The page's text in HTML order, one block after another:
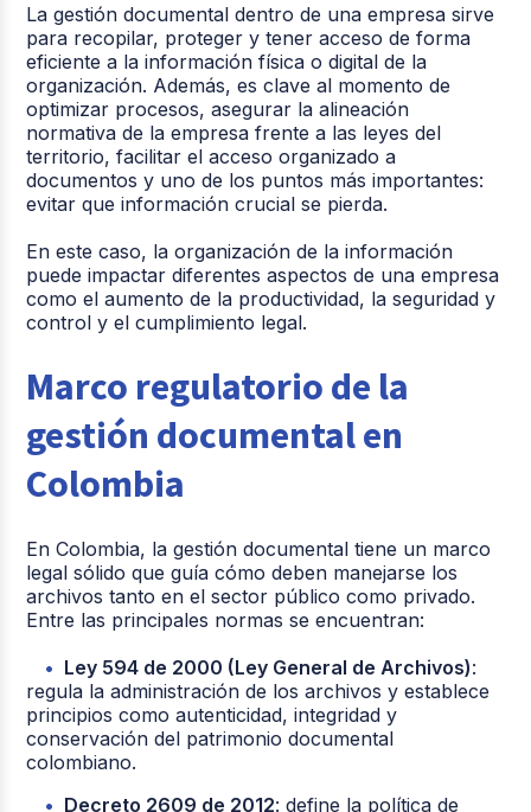
La gestión documental dentro de una empresa sirve
para recopilar, proteger y tener acceso de forma
eficiente a la información física o digital de la
organización. Además, es clave al momento de
optimizar procesos, asegurar la alineación
normativa de la empresa frente a las leyes del
territorio, facilitar el acceso organizado a
documentos y uno de los puntos más importantes:
evitar que información crucial se pierda.
En este caso, la organización de la información
puede impactar diferentes aspectos de una empresa
como el aumento de la productividad, la seguridad y
control y el cumplimiento legal.
Marco regulatorio de la
gestión documental en
Colombia
En Colombia, la gestión documental tiene un marco
legal sólido que guía cómo deben manejarse los
archivos tanto en el sector público como privado.
Entre las principales normas se encuentran:
Ley 594 de 2000 (Ley General de Archivos):
regula la administración de los archivos y establece
principios como autenticidad, integridad y
conservación del patrimonio documental
colombiano.
Decreto 2609 de 2012: define la política de